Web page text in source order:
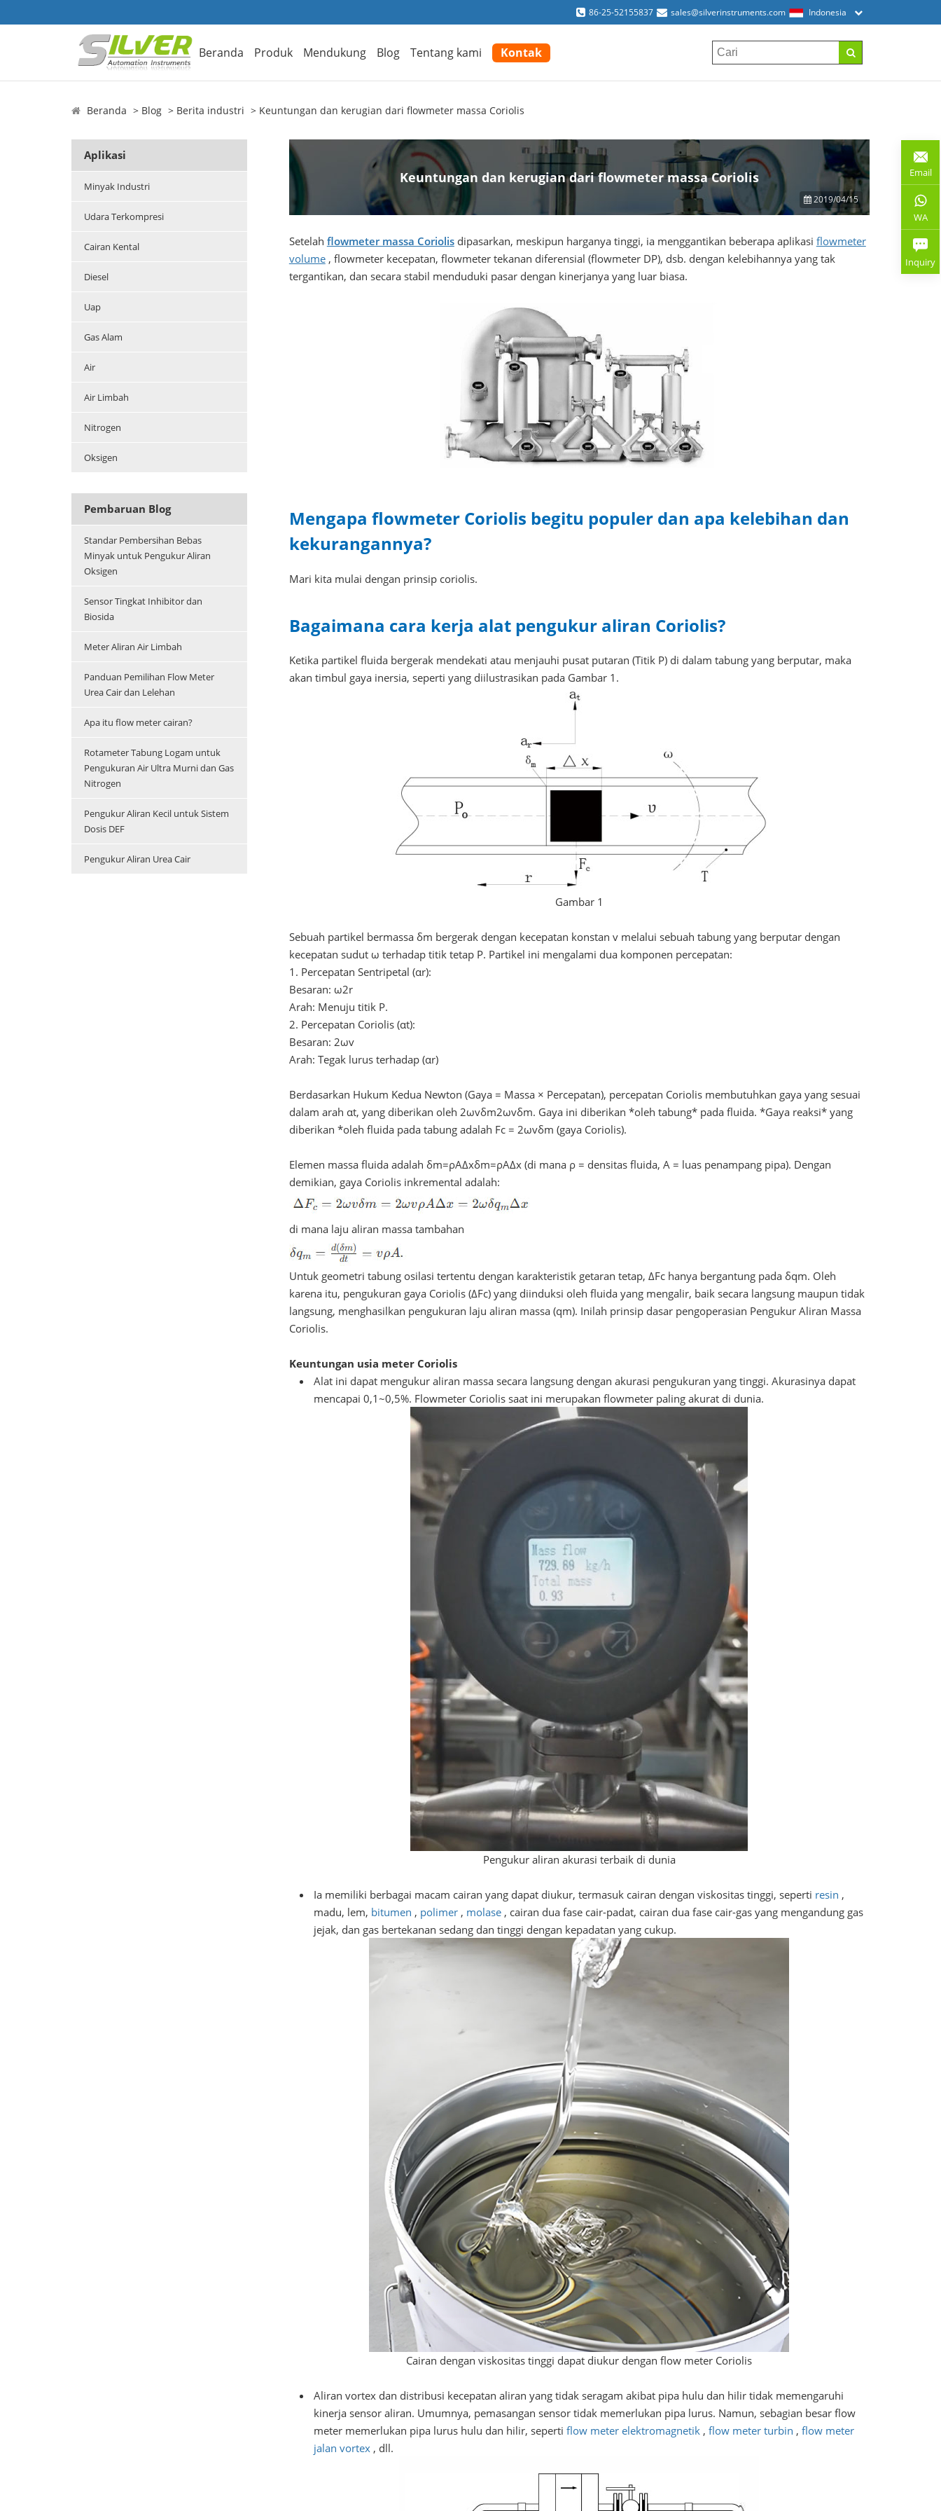
86-25-52155837 sales@silverinstruments.com Indonesia
Beranda Produk Mendukung Blog Tentang kami Kontak
Beranda Blog Berita industri Keuntungan dan kerugian dari flowmeter massa Coriolis
Aplikasi
Minyak Industri
Udara Terkompresi
Cairan Kental
Diesel
Uap
Gas Alam
Air
Air Limbah
Nitrogen
Oksigen
Pembaruan Blog
Standar Pembersihan Bebas
Minyak untuk Pengukur Aliran
Oksigen
Sensor Tingkat Inhibitor dan
Biosida
Meter Aliran Air Limbah
Panduan Pemilihan Flow Meter
Urea Cair dan Lelehan
Apa itu flow meter cairan?
Rotameter Tabung Logam untuk
Pengukuran Air Ultra Murni dan Gas
Nitrogen
Pengukur Aliran Kecil untuk Sistem
Dosis DEF
Pengukur Aliran Urea Cair
Keuntungan dan kerugian dari flowmeter massa Coriolis
2019/04/15
Setelah flowmeter massa Coriolisdipasarkan, meskipun harganya tinggi, ia menggantikan beberapa aplikasi flowmeter
volume, flowmeter kecepatan, flowmeter tekanan diferensial (flowmeter DP), dsb. dengan kelebihannya yang tak
tergantikan, dan secara stabil menduduki pasar dengan kinerjanya yang luar biasa.
Mengapa flowmeter Coriolis begitu populer dan apa kelebihan dan
kekurangannya?
Mari kita mulai dengan prinsip coriolis.
Bagaimana cara kerja alat pengukur aliran Coriolis?
Ketika partikel fluida bergerak mendekati atau menjauhi pusat putaran (Titik P) di dalam tabung yang berputar, maka
akan timbul gaya inersia, seperti yang diilustrasikan pada Gambar 1.
Gambar 1
Sebuah partikel bermassa δm bergerak dengan kecepatan konstan v melalui sebuah tabung yang berputar dengan
kecepatan sudut ω terhadap titik tetap P. Partikel ini mengalami dua komponen percepatan:
1. Percepatan Sentripetal (αr):
Besaran: ω2r
Arah: Menuju titik P.
2. Percepatan Coriolis (αt):
Besaran: 2ωv
Arah: Tegak lurus terhadap (αr)
Berdasarkan Hukum Kedua Newton (Gaya = Massa × Percepatan), percepatan Coriolis membutuhkan gaya yang sesuai
dalam arah αt, yang diberikan oleh 2ωvδm2ωvδm. Gaya ini diberikan *oleh tabung* pada fluida. *Gaya reaksi* yang
diberikan *oleh fluida pada tabung adalah Fc = 2ωvδm (gaya Coriolis).
Elemen massa fluida adalah δm=ρAΔxδm=ρAΔx (di mana ρ = densitas fluida, A = luas penampang pipa). Dengan
demikian, gaya Coriolis inkremental adalah:
di mana laju aliran massa tambahan
Untuk geometri tabung osilasi tertentu dengan karakteristik getaran tetap, ΔFc hanya bergantung pada δqm. Oleh
karena itu, pengukuran gaya Coriolis (ΔFc) yang diinduksi oleh fluida yang mengalir, baik secara langsung maupun tidak
langsung, menghasilkan pengukuran laju aliran massa (qm). Inilah prinsip dasar pengoperasian Pengukur Aliran Massa
Coriolis.
Keuntungan usia meter Coriolis
Alat ini dapat mengukur aliran massa secara langsung dengan akurasi pengukuran yang tinggi. Akurasinya dapat
mencapai 0,1~0,5%. Flowmeter Coriolis saat ini merupakan flowmeter paling akurat di dunia.
Pengukur aliran akurasi terbaik di dunia
Ia memiliki berbagai macam cairan yang dapat diukur, termasuk cairan dengan viskositas tinggi, seperti resin ,
madu, lem, bitumen , polimer , molase , cairan dua fase cair-padat, cairan dua fase cair-gas yang mengandung gas
jejak, dan gas bertekanan sedang dan tinggi dengan kepadatan yang cukup.
Cairan dengan viskositas tinggi dapat diukur dengan flow meter Coriolis
Aliran vortex dan distribusi kecepatan aliran yang tidak seragam akibat pipa hulu dan hilir tidak memengaruhi
kinerja sensor aliran. Umumnya, pemasangan sensor tidak memerlukan pipa lurus. Namun, sebagian besar flow
meter memerlukan pipa lurus hulu dan hilir, sepertiflow meter elektromagnetik ,flow meter turbin ,flow meter
jalan vortex , dll.
Email
WA
Inquiry